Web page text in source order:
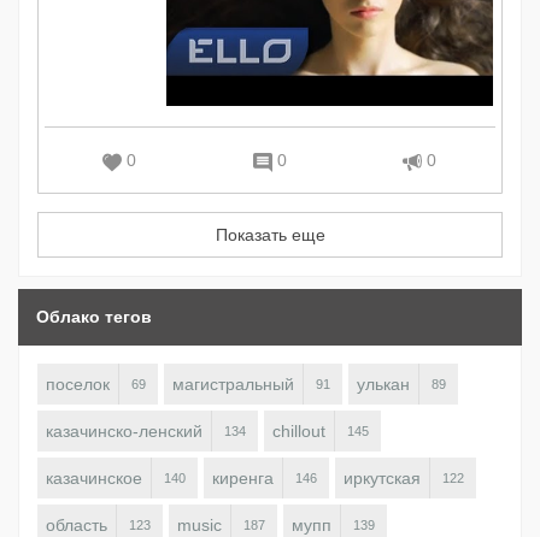
0 0 0
Показать еще
Облако тегов
поселок 69 магистральный 91 улькан 89
казачинско-ленский 134 chillout 145
казачинское 140 киренга 146 иркутская 122
область 123 music 187 мупп 139